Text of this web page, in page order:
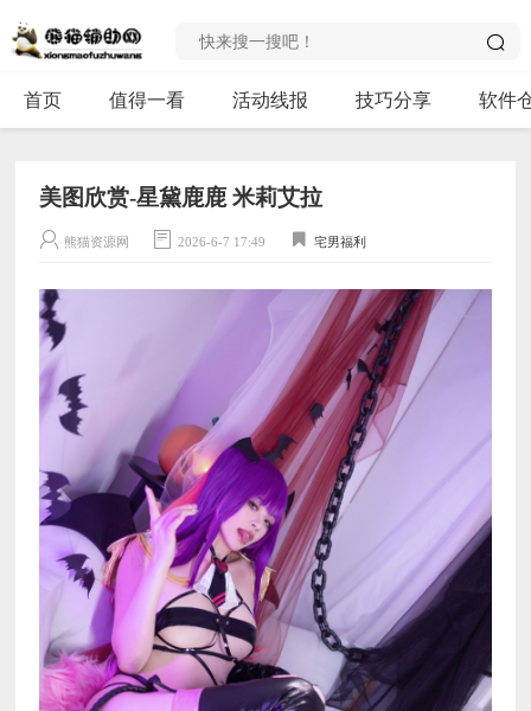
首页 值得一看 活动线报 技巧分享 软件
美图欣赏-星黛鹿鹿 米莉艾拉
熊猫资源网 2026-6-7 17:49 宅男福利